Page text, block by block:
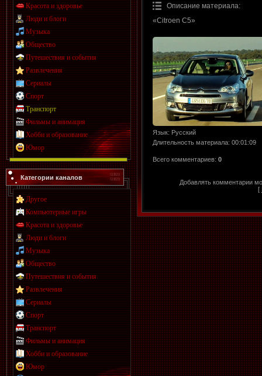
Красота и здоровье
Люди и блоги
Музыка
Общество
Путешествия и события
Развлечения
Сериалы
Спорт
Транспорт
Фильмы и анимация
Хобби и образование
Юмор
Категории каналов
Другое
Компьютерные игры
Красота и здоровье
Люди и блоги
Музыка
Общество
Путешествия и события
Развлечения
Сериалы
Спорт
Транспорт
Фильмы и анимация
Хобби и образование
Юмор
Описание материала:
«Citroen C5»
Язык: Русский
Длительность материала: 00:01:09
Всего комментариев: 0
Добавлять комментарии
[